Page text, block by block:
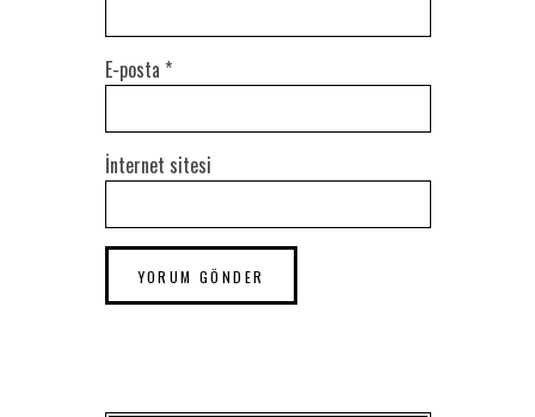
E-posta *
İnternet sitesi